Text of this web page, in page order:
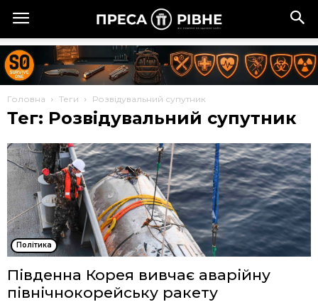
Головна Теги Розвідувальний супутник
Тег: Розвідувальний супутник
Політика
Південна Корея вивчає аварійну
північнокорейську ракету